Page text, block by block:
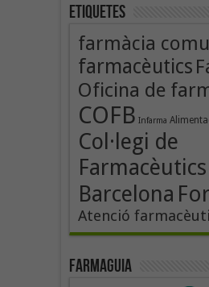
Etiquetes
farmàcia
farmacèutics
Oficina de
COFB Infarma
Col·legi de
Barcelona
Atenció
Farmaguia